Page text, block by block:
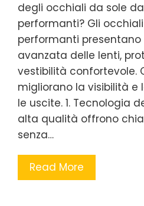
degli occhiali da sole
performanti? Gli
performanti
avanzata delle lenti,
vestibilità confortevole.
migliorano la visibilità e
le uscite. 1. Tecnologia
alta qualità offrono
senza…
Read More